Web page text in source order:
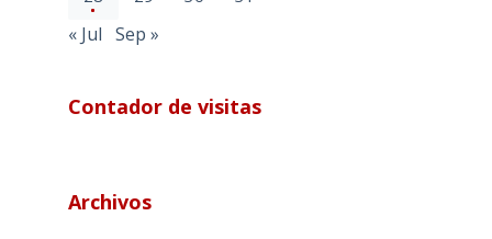
« Jul Sep »
Contador de visitas
Archivos